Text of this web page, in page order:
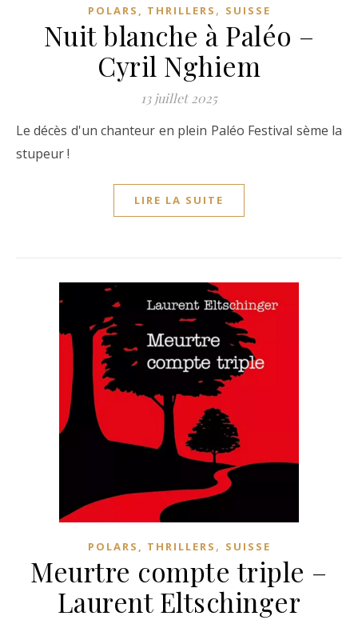
POLARS, THRILLERS , SUISSE
Nuit blanche à Paléo –
Cyril Nghiem
13 juillet 2025
Le décès d'un chanteur en plein Paléo Festival sème la
stupeur !
LIRE LA SUITE
POLARS, THRILLERS , SUISSE
Meurtre compte triple –
Laurent Eltschinger